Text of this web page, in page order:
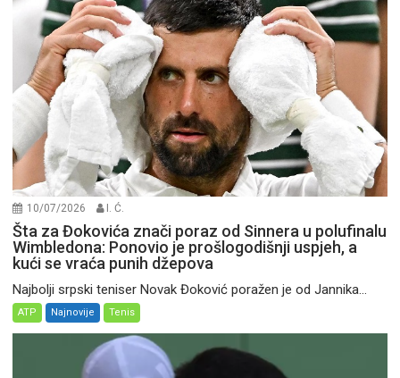
10/07/2026 I. Ć.
Šta za Đokovića znači poraz od Sinnera u polufinalu
Wimbledona: Ponovio je prošlogodišnji uspjeh, a
kući se vraća punih džepova
Najbolji srpski teniser Novak Đoković poražen je od Jannika...
ATP Najnovije Tenis